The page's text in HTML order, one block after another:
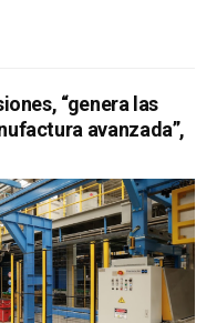
“genera las
avanzada”,